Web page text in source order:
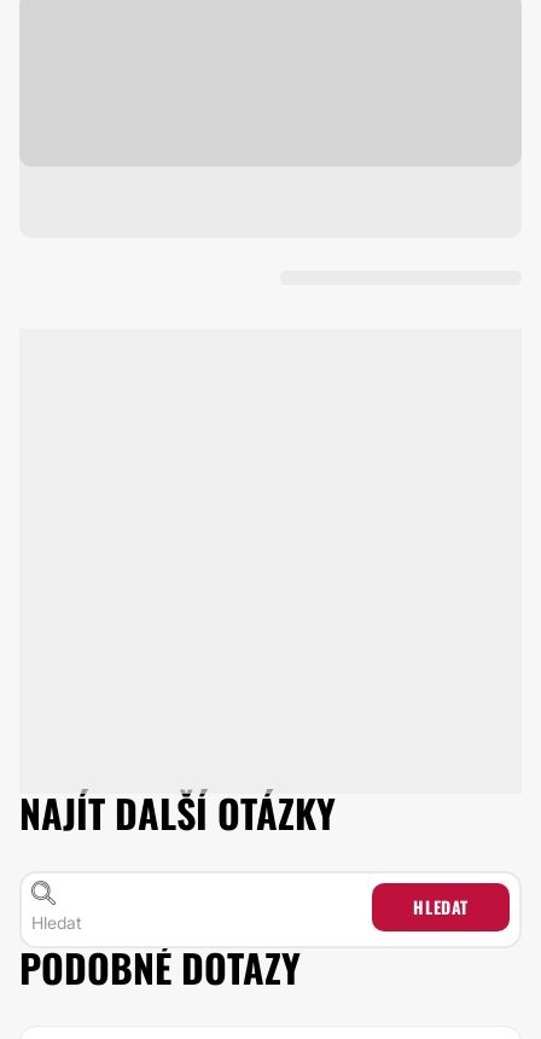
NAJÍT DALŠÍ OTÁZKY
HLEDAT
PODOBNÉ DOTAZY